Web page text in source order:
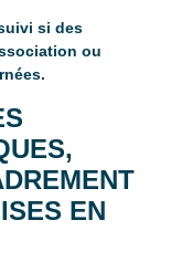
si des
ou
EN